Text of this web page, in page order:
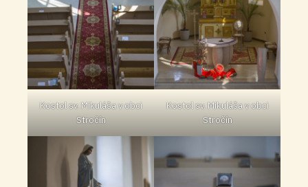
Kostol sv. Mikuláša v obci
Stročín
Kostol sv. Mikuláša v obci
Stročín